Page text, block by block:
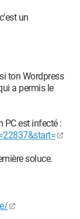
un
ton Wordpress
a permis le
PC est infecté :
soluce.